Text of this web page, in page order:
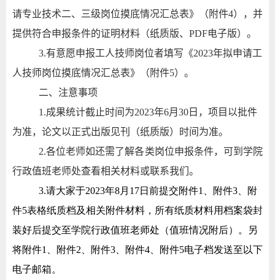
请专业技术二、三级岗位摸底情况汇总表》（附件4），并
提供符合申报条件的证明材料（纸质版、 PDF电子版）。
3.有意愿申报工人技师岗位者填写《2023年拟申请工
人技师岗位摸底情况汇总表》（附件5）。
二、注意事项
1.成果统计截止时间为2023年6月 30 日，项目以批件
为准，论文以正式出版见刊（纸质版）时间为准。
2.各位老师如还需了解各类岗位申报条件，可到学院
行政值班老师处查看相关材料或联系我们。
3.请大家于2023年8月17日前提交附件1 、附件3 、附
件5表格纸质档及相关附件材料，所有纸质材料用档案袋封
装好后提交至学院行政值班老师处（值班情况附后）。另
将附件1
、附件2 、附件3 、附件4 、附件5电子档发送至以下
电子邮箱。